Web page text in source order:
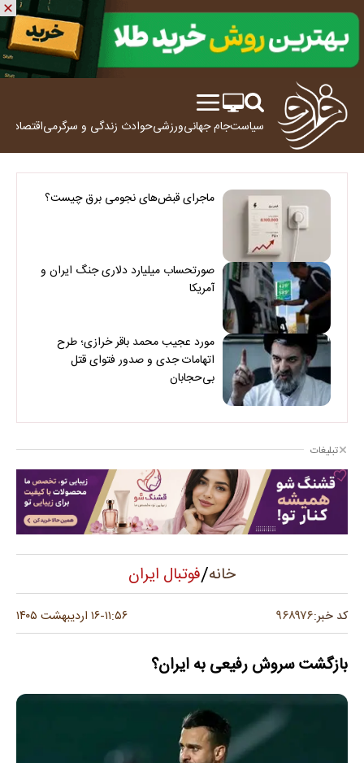
سیاستجام جهانیورزشیحوادث زندگی و سرگرمیاقتصاد
ماجرای قبض‌های نجومی برق چیست؟
صورتحساب میلیارد دلاری جنگ ایران و
آمریکا
مورد عجیب محمد باقر خرازی؛ طرح
اتهامات جدی و صدور فتوای قتل
بی‌حجابان
تبلیغات
خانه/فوتبال ایران
کد خبر:۹۶۸۹۷۶ ۱۱:۵۶-۱۶ اردیبهشت ۱۴۰۵
بازگشت سروش رفیعی به ایران؟